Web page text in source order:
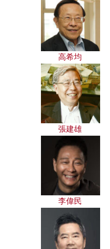
高希均
張建雄
李偉民